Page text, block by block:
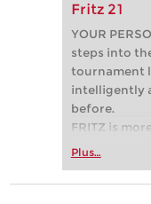
Fritz 21
YOUR
steps into
tournament
intelligently
before.
FRITZ is
Whether
more
Plus…